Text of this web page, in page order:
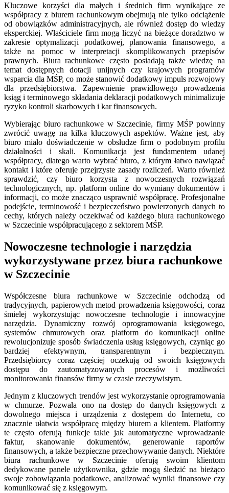
Kluczowe korzyści dla małych i średnich firm wynikające ze
współpracy z biurem rachunkowym obejmują nie tylko odciążenie
od obowiązków administracyjnych, ale również dostęp do wiedzy
eksperckiej. Właściciele firm mogą liczyć na bieżące doradztwo w
zakresie optymalizacji podatkowej, planowania finansowego, a
także na pomoc w interpretacji skomplikowanych przepisów
prawnych. Biura rachunkowe często posiadają także wiedzę na
temat dostępnych dotacji unijnych czy krajowych programów
wsparcia dla MŚP, co może stanowić dodatkowy impuls rozwojowy
dla przedsiębiorstwa. Zapewnienie prawidłowego prowadzenia
ksiąg i terminowego składania deklaracji podatkowych minimalizuje
ryzyko kontroli skarbowych i kar finansowych.
Wybierając biuro rachunkowe w Szczecinie, firmy MŚP powinny
zwrócić uwagę na kilka kluczowych aspektów. Ważne jest, aby
biuro miało doświadczenie w obsłudze firm o podobnym profilu
działalności i skali. Komunikacja jest fundamentem udanej
współpracy, dlatego warto wybrać biuro, z którym łatwo nawiązać
kontakt i które oferuje przejrzyste zasady rozliczeń. Warto również
sprawdzić, czy biuro korzysta z nowoczesnych rozwiązań
technologicznych, np. platform online do wymiany dokumentów i
informacji, co może znacząco usprawnić współpracę. Profesjonalne
podejście, terminowość i bezpieczeństwo powierzonych danych to
cechy, których należy oczekiwać od każdego biura rachunkowego
w Szczecinie współpracującego z sektorem MŚP.
Nowoczesne technologie i narzędzia
wykorzystywane przez biura rachunkowe
w Szczecinie
Współczesne biura rachunkowe w Szczecinie odchodzą od
tradycyjnych, papierowych metod prowadzenia księgowości, coraz
śmielej wykorzystując nowoczesne technologie i innowacyjne
narzędzia. Dynamiczny rozwój oprogramowania księgowego,
systemów chmurowych oraz platform do komunikacji online
rewolucjonizuje sposób świadczenia usług księgowych, czyniąc go
bardziej efektywnym, transparentnym i bezpiecznym.
Przedsiębiorcy coraz częściej oczekują od swoich księgowych
dostępu do zautomatyzowanych procesów i możliwości
monitorowania finansów firmy w czasie rzeczywistym.
Jednym z kluczowych trendów jest wykorzystanie oprogramowania
w chmurze. Pozwala ono na dostęp do danych księgowych z
dowolnego miejsca i urządzenia z dostępem do Internetu, co
znacznie ułatwia współpracę między biurem a klientem. Platformy
te często oferują funkcje takie jak automatyczne wprowadzanie
faktur, skanowanie dokumentów, generowanie raportów
finansowych, a także bezpieczne przechowywanie danych. Niektóre
biura rachunkowe w Szczecinie oferują swoim klientom
dedykowane panele użytkownika, gdzie mogą śledzić na bieżąco
swoje zobowiązania podatkowe, analizować wyniki finansowe czy
komunikować się z księgowym.